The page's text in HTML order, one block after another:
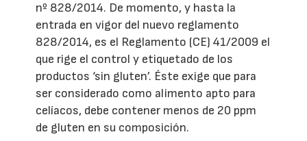
nº 828/2014. De momento, y hasta la
entrada en vigor del nuevo reglamento
828/2014, es el Reglamento (CE) 41/2009 el
que rige el control y etiquetado de los
productos ‘sin gluten’. Éste exige que para
ser considerado como alimento apto para
celíacos, debe contener menos de 20 ppm
de gluten en su composición.